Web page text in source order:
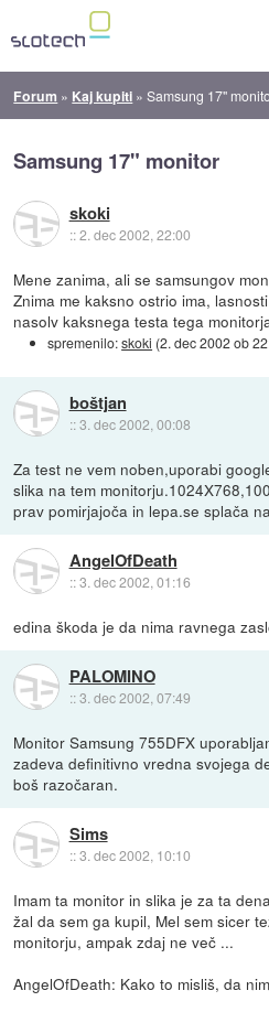
Forum » Kaj kupiti »Samsung 17"
Samsung 17" monitor
skoki
::2. dec 2002, 22:00
Mene zanima, ali se samsungov
Znima me kaksno ostrio ima,
nasolv kaksnega testa tega
spremenilo:skoki (2. dec 2002 ob
boštjan
::3. dec 2002, 00:08
Za test ne vem noben,uporabi
slika na tem
prav pomirjajoča in lepa.se splača
AngelOfDeath
::3. dec 2002, 01:16
edina škoda je da nima ravnega
PALOMINO
::3. dec 2002, 07:49
Monitor Samsung 755DFX
zadeva definitivno vredna svojega
boš razočaran.
Sims
::3. dec 2002, 10:10
Imam ta monitor in slika je za ta
žal da sem ga kupil, Mel sem sicer
monitorju, ampak zdaj ne več ...
AngelOfDeath: Kako to misliš, da